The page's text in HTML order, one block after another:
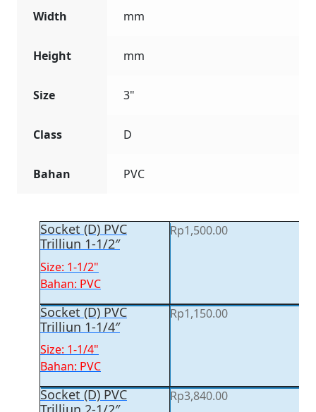
Width mm
Height mm
Size 3"
Class D
Bahan PVC
Socket (D) PVC
Trilliun 1-1/2″
Size: 1-1/2"
Bahan: PVC
Rp1,500.00
Socket (D) PVC
Trilliun 1-1/4″
Size: 1-1/4"
Bahan: PVC
Rp1,150.00
Socket (D) PVC
Rp3,840.00